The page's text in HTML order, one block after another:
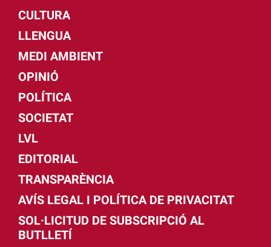
CULTURA
LLENGUA
MEDI AMBIENT
OPINIÓ
POLÍTICA
SOCIETAT
LVL
EDITORIAL
TRANSPARÈNCIA
AVÍS LEGAL I POLÍTICA DE PRIVACITAT
SOL·LICITUD DE SUBSCRIPCIÓ AL
BUTLLETÍ